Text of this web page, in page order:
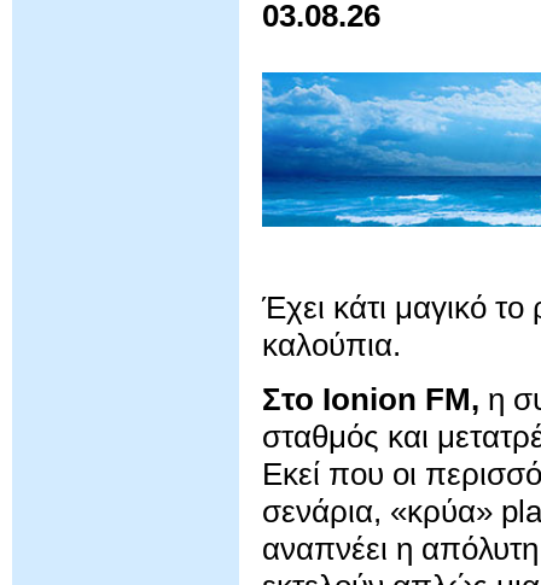
03.08.26
Έχει κάτι μαγικό
καλούπια.
Στο Ionion FM, η
σταθμός και
Εκεί που οι
σενάρια, «κρύα»
αναπνέει η